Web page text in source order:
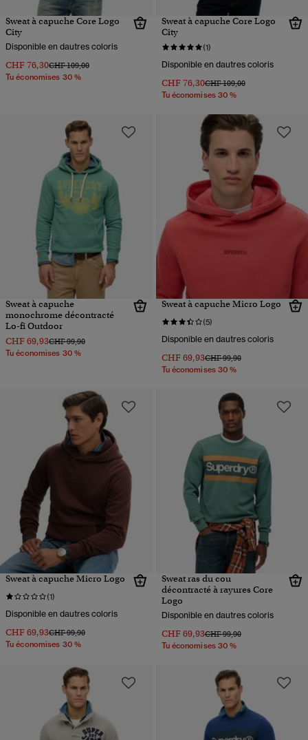
Sweat à capuche Core Logo
City
Disponible en dautres coloris
CHF 76,30Prix réduit de
CHF 109,00à
Tu économises 30 %
Sweat à capuche Core Logo
City
(1)
Disponible en dautres coloris
CHF 76,30Prix réduit de
CHF 109,00à
Tu économises 30 %
Sweat à capuche
monochrome décontracté
Lo-fi Outdoor
CHF 69,93Prix réduit de
CHF 99,90à
Tu économises 30 %
Sweat à capuche Micro Logo
(5)
Disponible en dautres coloris
CHF 69,93Prix réduit de
CHF 99,90à
Tu économises 30 %
Sweat à capuche Micro Logo
(1)
Disponible en dautres coloris
CHF 69,93Prix réduit de
CHF 99,90à
Tu économises 30 %
Sweat ras du cou
décontracté à rayures Core
Logo
Disponible en dautres coloris
CHF 69,93Prix réduit de
CHF 99,90à
Tu économises 30 %